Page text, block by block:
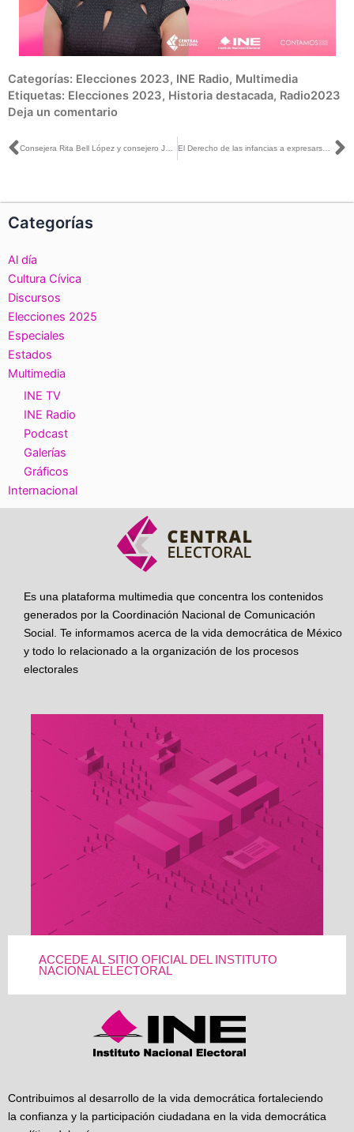
Categorías: Elecciones 2023, INE Radio, Multimedia
Etiquetas: Elecciones 2023, Historia destacada, Radio2023
Deja un comentario
Ant El Derecho de las infancias a expresarse, objetivo del parlamento de las niñas y los niños de México: INE Nuevo León
Categorías
Al día
Cultura Cívica
Discursos
Elecciones 2025
Especiales
Estados
Multimedia
INE TV
INE Radio
Podcast
Galerías
Gráficos
Internacional
Es una plataforma multimedia que concentra los contenidos
generados por la Coordinación Nacional de Comunicación
Social. Te informamos acerca de la vida democrática de México
y todo lo relacionado a la organización de los procesos
electorales
ACCEDE AL SITIO OFICIAL DEL INSTITUTO
NACIONAL ELECTORAL
Contribuimos al desarrollo de la vida democrática fortaleciendo
la confianza y la participación ciudadana en la vida democrática